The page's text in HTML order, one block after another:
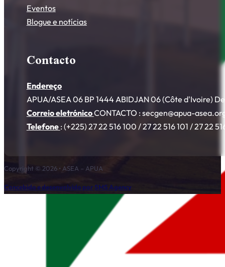
Eventos
Blogue e notícias
Contacto
Endereço
APUA/ASEA 06 BP 1444 ABIDJAN 06 (Côte d'Ivoire)
Correio eletrónicoCONTACTO : secgen@apua-
Telefone : (+225) 27 22 516 100 / 27 22 516 101 / 27 22
Copyright © 2026 • ASEA – APUA
Concebido e desenvolvido porSMS Agency